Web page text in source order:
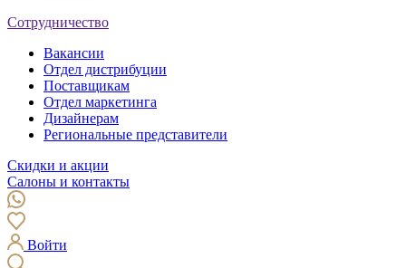
Сотрудничество
Вакансии
Отдел дистрибуции
Поставщикам
Отдел маркетинга
Дизайнерам
Региональные представители
Скидки и акции
Салоны и контакты
Войти